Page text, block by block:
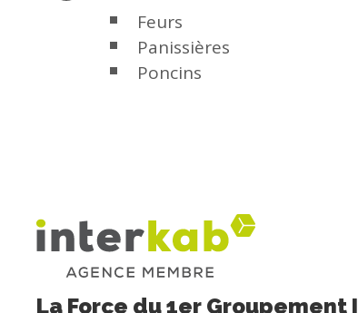
Feurs
Panissières
Poncins
La Force du 1er